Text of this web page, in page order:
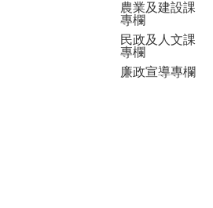
農業及建設課
專欄
民政及人文課
專欄
廉政宣導專欄